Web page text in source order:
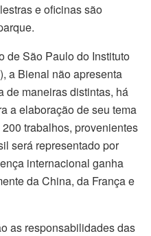
e oficinas são
de São Paulo do Instituto
a Bienal não apresenta
de maneiras distintas, há
a elaboração de seu tema
trabalhos, provenientes
será representado por
internacional ganha
da China, da França e
as responsabilidades das